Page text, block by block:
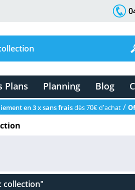
Plans Planning Blog
en 3 x sans fraisdès 70€ d'achat /
collection"